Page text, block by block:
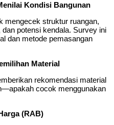
Kondisi Bangunan
mengecek struktur ruangan,
potensi kendala. Survey ini
dan metode pemasangan
Material
rekomendasi material
cocok menggunakan
(RAB)